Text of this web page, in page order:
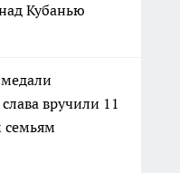
Кубанью
вручили 11
семьям